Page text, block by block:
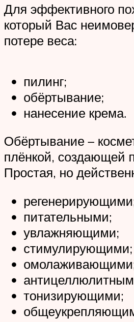
Для эффективного
который Вас
потере веса:
пилинг;
обёртывание;
нанесение крема.
Обёртывание –
плёнкой, создающей
Простая, но
питательными;
увлажняющими;
стимулирующими;
тонизирующими;